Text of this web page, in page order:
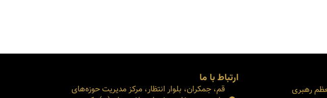
رهبری
ارتباط با ما
قم، جمکران، بلوار انتظار، مرکز مدیریت حوزه‌های